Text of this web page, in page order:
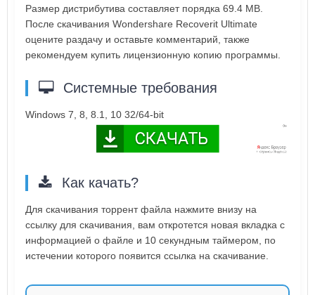
Размер дистрибутива составляет порядка 69.4 MB.
После скачивания Wondershare Recoverit Ultimate
оцените раздачу и оставьте комментарий, также
рекомендуем купить лицензионную копию программы.
Системные требования
Windows 7, 8, 8.1, 10 32/64-bit
Как качать?
Для скачивания торрент файла нажмите внизу на
ссылку для скачивания, вам откротется новая вкладка с
информацией о файле и 10 секундным таймером, по
истечении которого появится ссылка на скачивание.